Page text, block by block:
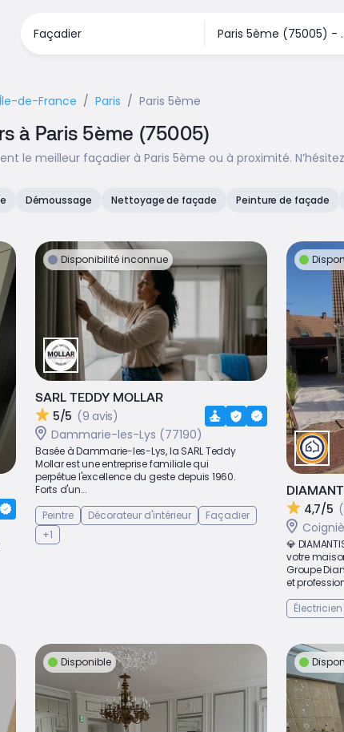
de-France Paris Paris 5ème
à Paris 5ème (75005)
le meilleur façadier à Paris 5ème ou à proximité.
Démoussage Nettoyage de façade Peinture de façade
Disponibilité inconnue
SARL TEDDY MOLLAR
5/5 (9 avis)
Dammarie-les-Lys (77190)
Basée à Dammarie-les-Lys, la SARL Teddy
Mollar est une entreprise familiale qui
perpétue l'excellence du geste depuis 1960.
Forts d'un...
Peintre
Décorateur d'intérieur
Façadier
+1
4,7/5
💎
votre
Groupe
et
Électricien
Disponible